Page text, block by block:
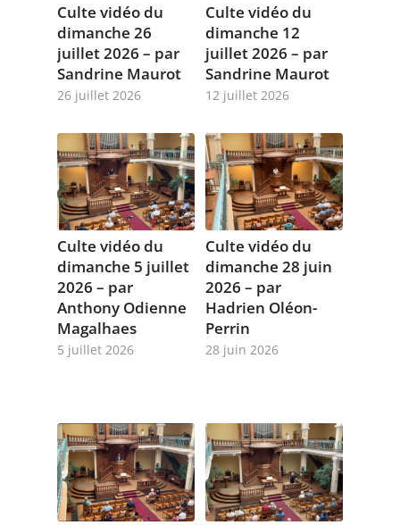
Culte vidéo du
dimanche 26
juillet 2026 – par
Sandrine Maurot
26 juillet 2026
Culte vidéo du
dimanche 12
juillet 2026 – par
Sandrine Maurot
12 juillet 2026
Culte vidéo du
dimanche 5 juillet
2026 – par
Anthony Odienne
Magalhaes
5 juillet 2026
Culte vidéo du
dimanche 28 juin
2026 – par
Hadrien Oléon-
Perrin
28 juin 2026